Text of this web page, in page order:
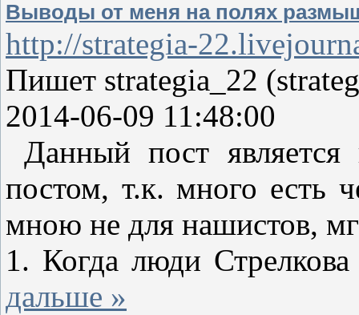
Выводы от меня на полях
http://strategia-
Пишет strategia_22
2014-06-09 11:48:00
Данный пост
постом, т.к. много есть
мною не для нашистов,
1. Когда люди
дальше »